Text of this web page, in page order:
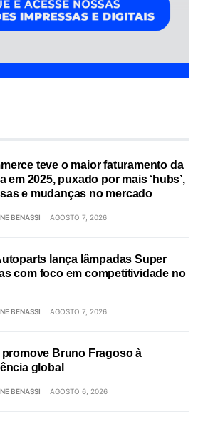
teve o maior faturamento da
em 2025, puxado por mais ‘hubs’,
e mudanças no mercado
BENASSI AGOSTO 7, 2026
lança lâmpadas Super
com foco em competitividade no
BENASSI AGOSTO 7, 2026
promove Bruno Fragoso à
global
BENASSI AGOSTO 6, 2026